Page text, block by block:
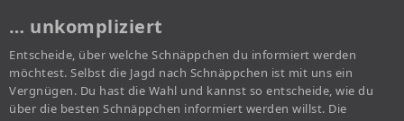
… unkompliziert
Entscheide, über welche Schnäppchen du informiert werden
möchtest. Selbst die Jagd nach Schnäppchen ist mit uns ein
Vergnügen. Du hast die Wahl und kannst so entscheide, wie du
über die besten Schnäppchen informiert werden willst. Die